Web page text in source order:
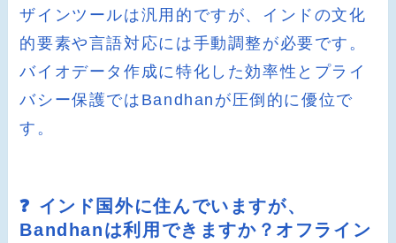
ザインツールは汎用的ですが、インドの文化
的要素や言語対応には手動調整が必要です。
バイオデータ作成に特化した効率性とプライ
バシー保護ではBandhanが圧倒的に優位で
す。
❓ インド国外に住んでいますが、
Bandhanは利用できますか？オフライン